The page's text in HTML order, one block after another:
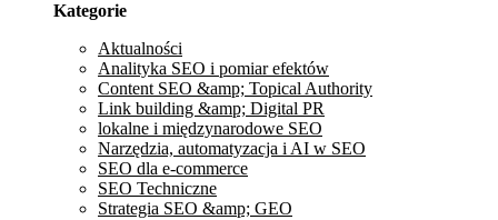
Kategorie
Aktualności
Analityka SEO i pomiar efektów
Content SEO &amp; Topical Authority
Link building &amp; Digital PR
lokalne i międzynarodowe SEO
Narzędzia, automatyzacja i AI w SEO
SEO dla e-commerce
SEO Techniczne
Strategia SEO &amp; GEO